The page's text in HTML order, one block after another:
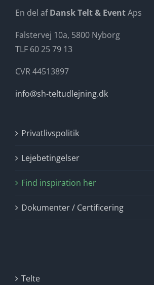
En del afDansk Telt & EventAps
Falstervej 10a, 5800 Nyborg
TLF 60 25 79 13
CVR 44513897
info@sh-teltudlejning.dk
Privatlivspolitik
Lejebetingelser
Find inspiration her
Dokumenter / Certificering
Telte